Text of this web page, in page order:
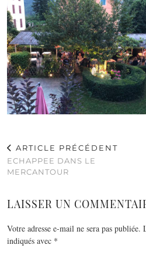
ARTICLE PRÉCÉDENT
ECHAPPEE DANS LE
MERCANTOUR
LAISSER UN
Votre adresse e-mail ne sera pas publiée.
indiqués avec *